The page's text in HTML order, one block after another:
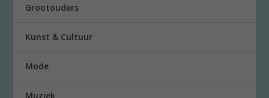
Grootouders
Kunst & Cultuur
Mode
Muziek